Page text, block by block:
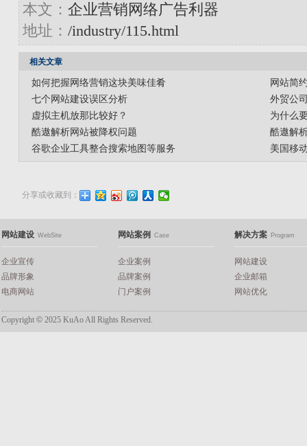
本文： 企业营销网络广告利器
地址： /industry/115.html
相关文章
如何把握网络营销这块美味佳肴
网站简
七个网站建设误区分析
外贸公
虚拟主机放那比较好？
为什么
酷遨解析网站被降权问题
酷遨解
谷歌企业工具整合搜索地图等服务
美国移
分享或收藏到：
网站建设 WebSite
企业宣传
品牌形象
电商网站
网站案例 Case
企业案例
品牌案例
门户案例
解决方案 Program
网站建设
企业邮箱
网站优化
Copyright © 2025 KuAo All Rights Reserved.